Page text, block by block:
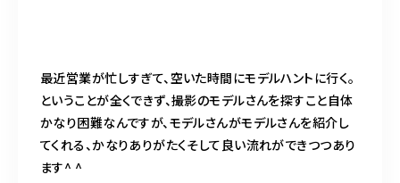
最近営業が忙しすぎて、空いた時間にモデルハントに行く。
ということが全くできず、撮影のモデルさんを探すこと自体
かなり困難なんですが、モデルさんがモデルさんを紹介し
てくれる、かなりありがたくそして良い流れができつつあり
ます^ ^